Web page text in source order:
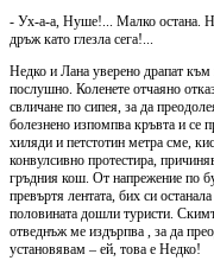
- Ух-а-а, Нуше!... Малко остана.
дръж като глезла сега!...
Недко и Лана уверено драпат
послушно. Коленете отчаяно
свличане по сипея, за да
болезнено изпомпва кръвта и се
хиляди и петстотин метра сме,
конвулсивно протестира,
гръдния кош. От напрежение по
превъртя лентата, бих си
половината дошли туристи.
отведнъж ме издърпва , за да
установявам – ей, това е Недко!